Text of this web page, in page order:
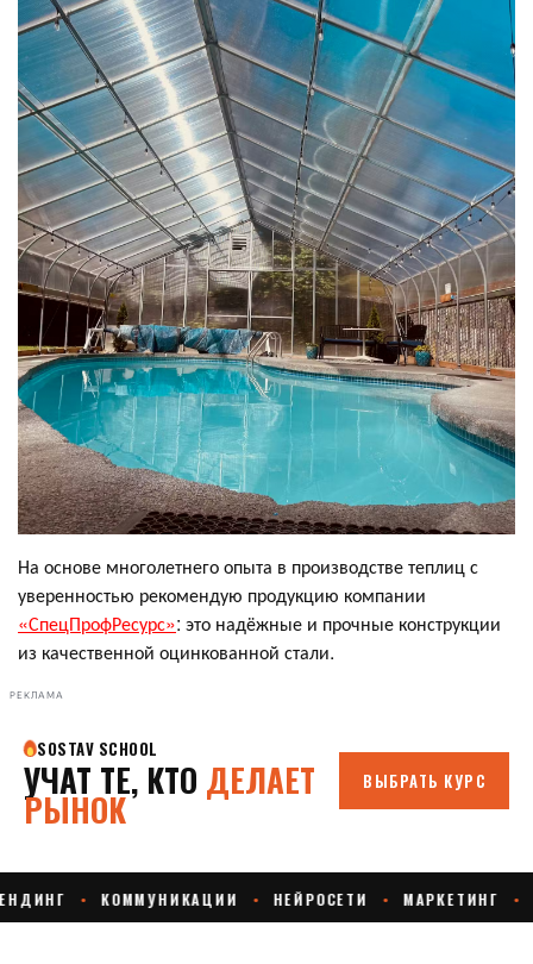
На основе многолетнего опыта в производстве теплиц с
уверенностью рекомендую продукцию компании
«СпецПрофРесурс»: это надёжные и прочные конструкции
из качественной оцинкованной стали.
РЕКЛАМА